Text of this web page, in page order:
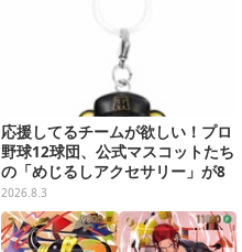
応援してるチームが欲しい！プロ
野球12球団、公式マスコットたち
の「めじるしアクセサリー」が8
月第2週より再販
2026.8.3